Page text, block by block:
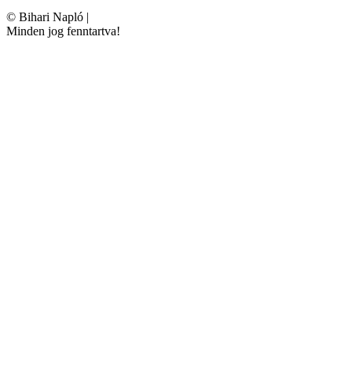
© Bihari Napló |
Minden jog fenntartva!